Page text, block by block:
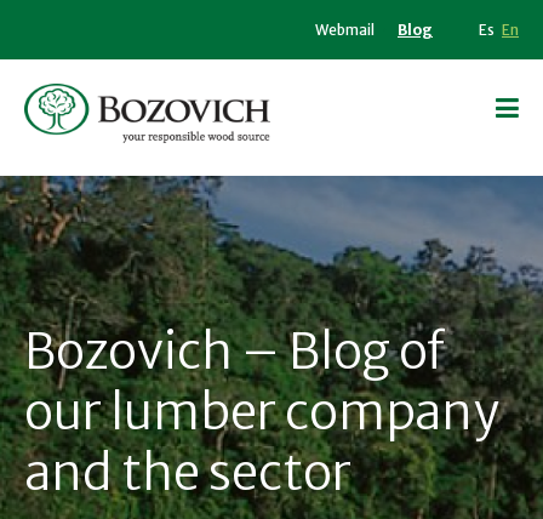
Webmail Blog Es En
Bozovich – Blog of
our lumber company
and the sector